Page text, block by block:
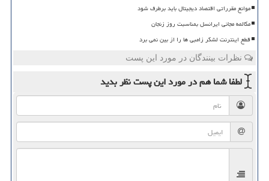
موانع مقرراتی اقتصاد دیجیتال باید برطرف شود
مکالمه مجانی ایرانسل بمناسبت روز زنجان
قطع اینترنت لشکر زامبی ها را از بین نمی برد
نظرات بینندگان در مورد این پست
لطفا شما همدر مورد این پستنظر بدید